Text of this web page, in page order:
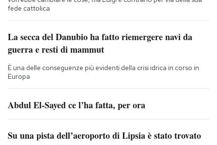
fede cattolica
La secca del Danubio ha fatto riemergere navi da
guerra e resti di mammut
È una delle conseguenze più evidenti della crisi idrica in corso in
Europa
Abdul El-Sayed ce l’ha fatta, per ora
Su una pista dell’aeroporto di Lipsia è stato trovato